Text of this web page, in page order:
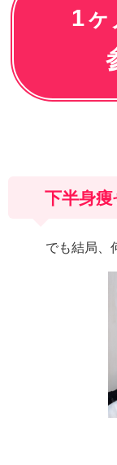
1ヶ
下半身痩
でも結局、